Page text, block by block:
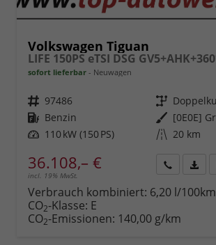
Volkswagen Tiguan
sofort lieferbar Neuwagen
Fahrzeugnr. 97486 Getriebe
Kraftstoff Benzin Außenfarbe
Leistung 110 kW (150 PS) Kilometerstand 20 km
36.108,– €
incl. 19% MwSt.
anfordern
Datei,
Verbrauch kombiniert: 6,20 l/100km
CO2-Klasse: E
CO2-Emissionen: 140,00 g/km